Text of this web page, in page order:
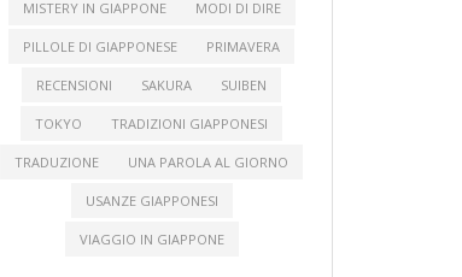
MISTERY IN GIAPPONE MODI DI DIRE
PILLOLE DI GIAPPONESE PRIMAVERA
RECENSIONI SAKURA SUIBEN
TOKYO TRADIZIONI GIAPPONESI
TRADUZIONE UNA PAROLA AL GIORNO
USANZE GIAPPONESI
VIAGGIO IN GIAPPONE